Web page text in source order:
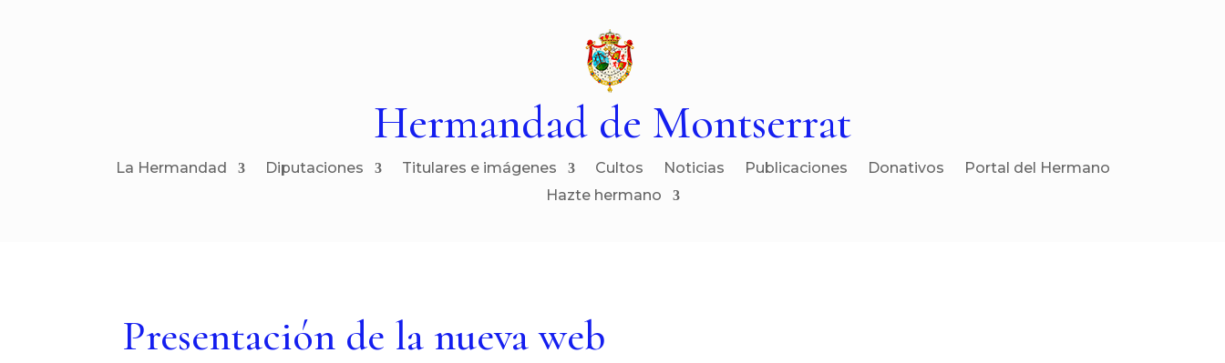
Hermandad de Montserrat
La Hermandad Diputaciones Titulares e imágenes Cultos Noticias Publicaciones Donativos
Portal del Hermano
Hazte hermano
Presentación de la nueva web